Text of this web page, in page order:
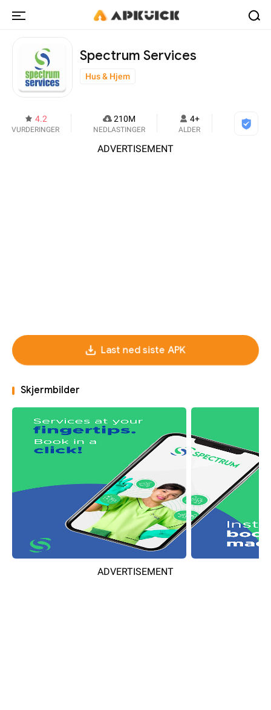
Spectrum Services
Hus & Hjem
4.2
VURDERINGER
210M
NEDLASTINGER
4+
ALDER
ADVERTISEMENT
Last ned siste APK
Skjermbilder
ADVERTISEMENT